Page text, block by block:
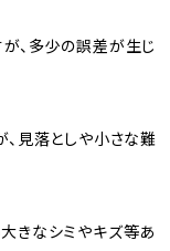
、多少の誤差が生じ
見落としや小さな難
きなシミやキズ等あ